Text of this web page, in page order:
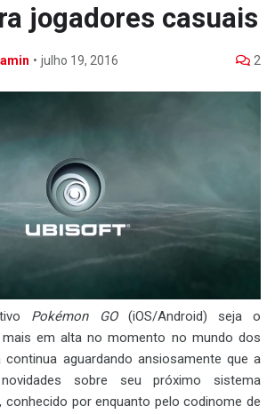
jogadores casuais
• julho 19, 2016 2
Pokémon GO(iOS/Android) seja o
em alta no momento no mundo dos
continua aguardando ansiosamente que a
sobre seu próximo sistema
conhecido por enquanto pelo codinome de